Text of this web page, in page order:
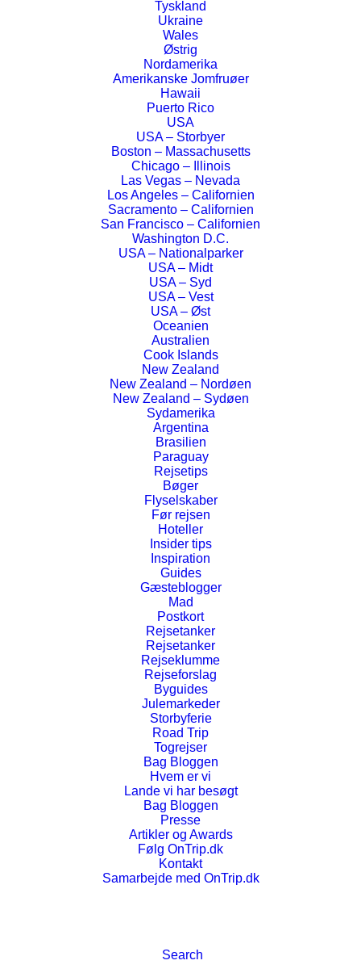
Tyskland
Ukraine
Wales
Østrig
Nordamerika
Amerikanske Jomfruøer
Hawaii
Puerto Rico
USA
USA – Storbyer
Boston – Massachusetts
Chicago – Illinois
Las Vegas – Nevada
Los Angeles – Californien
Sacramento – Californien
San Francisco – Californien
Washington D.C.
USA – Nationalparker
USA – Midt
USA – Syd
USA – Vest
USA – Øst
Oceanien
Australien
Cook Islands
New Zealand
New Zealand – Nordøen
New Zealand – Sydøen
Sydamerika
Argentina
Brasilien
Paraguay
Rejsetips
Bøger
Flyselskaber
Før rejsen
Hoteller
Insider tips
Inspiration
Guides
Gæsteblogger
Mad
Postkort
Rejsetanker
Rejsetanker
Rejseklumme
Rejseforslag
Byguides
Julemarkeder
Storbyferie
Road Trip
Togrejser
Bag Bloggen
Hvem er vi
Lande vi har besøgt
Bag Bloggen
Presse
Artikler og Awards
Følg OnTrip.dk
Kontakt
Samarbejde med OnTrip.dk
Search
Anmeldelse af Hilton Warsaw Hotel and
Convention Centre – Warszawa, Polen
Nytårsmiddag Meza Restaurant på Hilton
Warsaw – Warszawa, Polen
POLIN Museum for de Polske Jøders Historie –
Warszawa, Polen